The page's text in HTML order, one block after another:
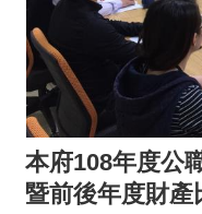
本府108年度公
暨前後年度財產